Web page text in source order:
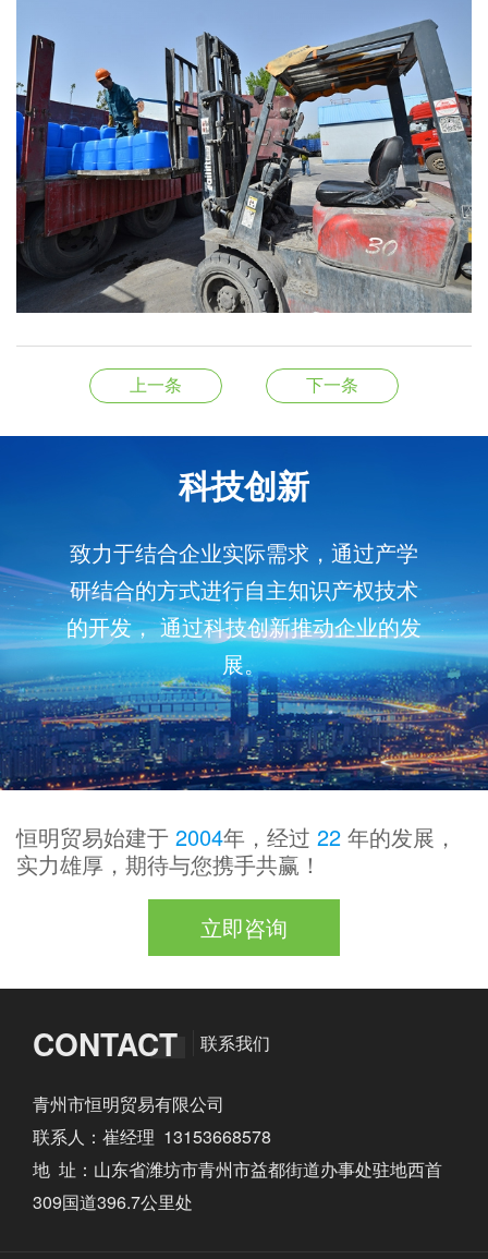
上一条 下一条
科技创新
致力于结合企业实际需求，通过产学
研结合的方式进行自主知识产权技术
的开发， 通过科技创新推动企业的发
展。
恒明贸易始建于 2004年，经过 22 年的发展，
实力雄厚，期待与您携手共赢！
立即咨询
CONTACT 联系我们
青州市恒明贸易有限公司
联系人：崔经理 13153668578
地 址：山东省潍坊市青州市益都街道办事处驻地西首
309国道396.7公里处